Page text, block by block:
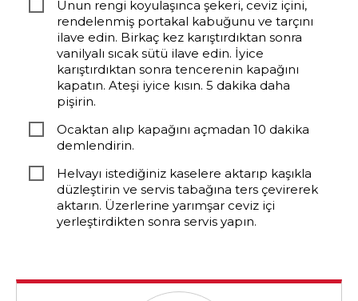
Unun rengi koyulaşınca şekeri, ceviz içini,
rendelenmiş portakal kabuğunu ve tarçını
ilave edin. Birkaç kez karıştırdıktan sonra
vanilyalı sıcak sütü ilave edin. İyice
karıştırdıktan sonra tencerenin kapağını
kapatın. Ateşi iyice kısın. 5 dakika daha
pişirin.
Ocaktan alıp kapağını açmadan 10 dakika
demlendirin.
Helvayı istediğiniz kaselere aktarıp kaşıkla
düzleştirin ve servis tabağına ters çevirerek
aktarın. Üzerlerine yarımşar ceviz içi
yerleştirdikten sonra servis yapın.